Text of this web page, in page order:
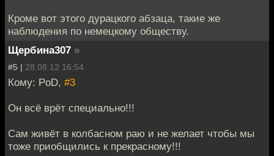
Кроме вот этого дурацкого абзаца, такие же
наблюдения по немецкому обществу.
Щербина307 »
#5 | 28.08.12 16:54
Кому: PoD, #3
Он всё врёт специально!!!
Сам живёт в колбасном раю и не желает чтобы мы
тоже приобщились к прекрасному!!!